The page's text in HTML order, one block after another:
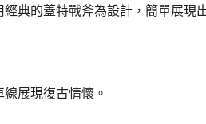
典的蓋特戰斧為設計，簡單展現
展現復古情懷。